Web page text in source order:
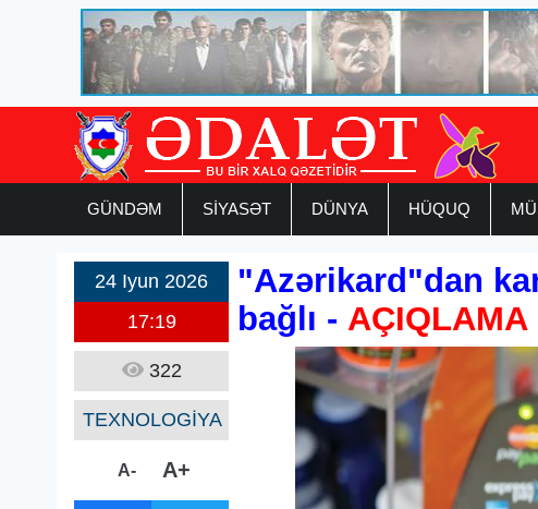
GÜNDƏM SİYASƏT DÜNYA HÜQUQ
24 Iyun 2026
17:19
322
TEXNOLOGİYA
A- A+
"Azərikard"dan
bağlı - AÇIQLAMA